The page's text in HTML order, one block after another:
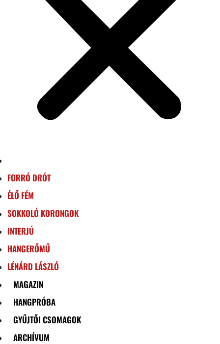
FORRÓ DRÓT
ÉLŐ FÉM
SOKKOLÓ KORONGOK
INTERJÚ
HANGERŐMŰ
LÉNÁRD LÁSZLÓ
MAGAZIN
HANGPRÓBA
GYŰJTŐI CSOMAGOK
ARCHÍVUM